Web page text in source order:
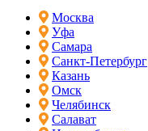
Москва
Уфа
Самара
Санкт-Петербург
Казань
Омск
Челябинск
Салават